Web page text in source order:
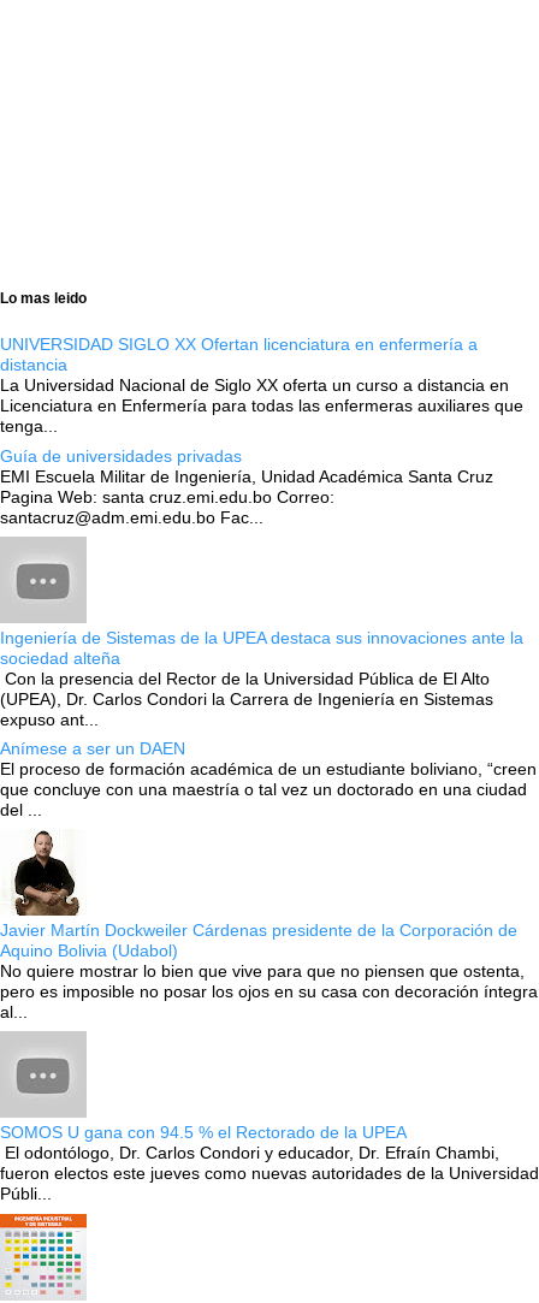
Lo mas leido
UNIVERSIDAD SIGLO XX Ofertan licenciatura en enfermería a
distancia
La Universidad Nacional de Siglo XX oferta un curso a distancia en
Licenciatura en Enfermería para todas las enfermeras auxiliares que
tenga...
Guía de universidades privadas
EMI Escuela Militar de Ingeniería, Unidad Académica Santa Cruz
Pagina Web: santa cruz.emi.edu.bo Correo:
santacruz@adm.emi.edu.bo Fac...
Ingeniería de Sistemas de la UPEA destaca sus innovaciones ante la
sociedad alteña
Con la presencia del Rector de la Universidad Pública de El Alto
(UPEA), Dr. Carlos Condori la Carrera de Ingeniería en Sistemas
expuso ant...
Anímese a ser un DAEN
El proceso de formación académica de un estudiante boliviano, “creen
que concluye con una maestría o tal vez un doctorado en una ciudad
del ...
Javier Martín Dockweiler Cárdenas presidente de la Corporación de
Aquino Bolivia (Udabol)
No quiere mostrar lo bien que vive para que no piensen que ostenta,
pero es imposible no posar los ojos en su casa con decoración íntegra
al...
SOMOS U gana con 94.5 % el Rectorado de la UPEA
El odontólogo, Dr. Carlos Condori y educador, Dr. Efraín Chambi,
fueron electos este jueves como nuevas autoridades de la Universidad
Públi...